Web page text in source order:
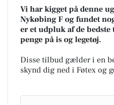
Vi har kigget på denne
Nykøbing F og fundet
er et udpluk af de
penge på is og legetøj.
Disse tilbud gælder i en
skynd dig ned i Føtex og